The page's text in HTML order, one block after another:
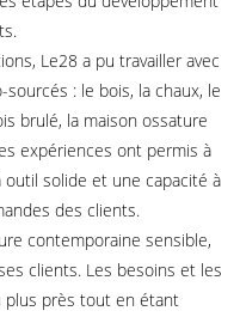
Le28 a pu travailler avec
: le bois, la chaux, le
brulé, la maison ossature
expériences ont permis à
outil solide et une capacité à
des clients.
contemporaine sensible,
clients. Les besoins et les
plus près tout en étant